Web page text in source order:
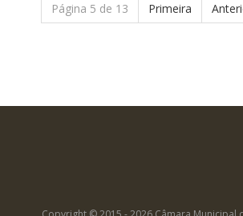
Página 5 de 13 Primeira